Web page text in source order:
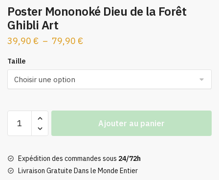
Poster Mononoké Dieu de la Forêt
Ghibli Art
39,90 € – 79,90 €Plage
Taille
Dieu
de
Ajouter au panier
Expédition des commandes sous 24/72h
Livraison Gratuite Dans le Monde Entier